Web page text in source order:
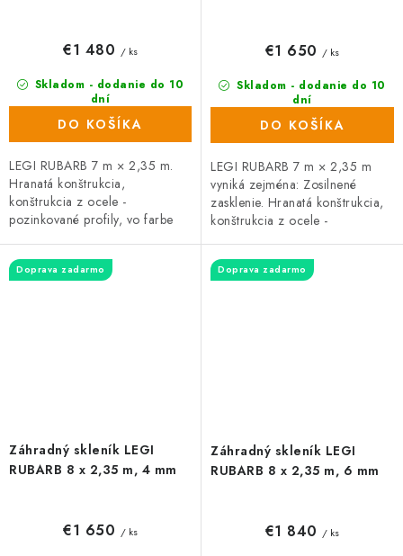
Skladom - dodanie do 10
dní
(43 ks)
€1 480 / ks
DO KOŠÍKA
LEGI RUBARB 7 m × 2,35 m.
Hranatá konštrukcia,
konštrukcia z ocele -
pozinkované profily, vo farbe
komôrkový polykarbonát hrúbky
4 mm. Rozstup...
Skladom - dodanie do 10
dní
(46 ks)
€1 650 / ks
DO KOŠÍKA
LEGI RUBARB 7 m × 2,35 m
vyniká zejména: Zosilnené
zasklenie. Hranatá konštrukcia,
konštrukcia z ocele -
strieborná. Zasklenie tvorí
komôrkový...
Záhradný skleník LEGI
RUBARB 8 x 2,35 m, 4 mm
Doprava zadarmo
€1 650 / ks
Záhradný skleník LEGI
RUBARB 8 x 2,35 m, 6 mm
Doprava zadarmo
€1 840 / ks